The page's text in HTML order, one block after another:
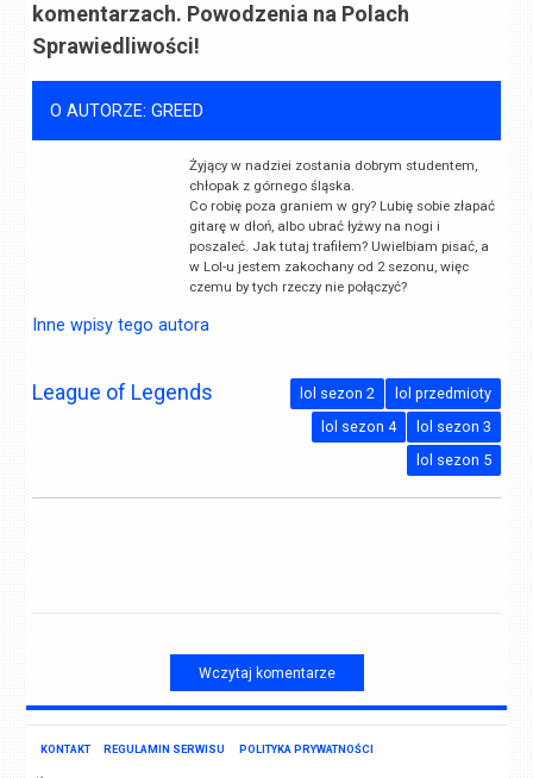
komentarzach. Powodzenia na Polach
Sprawiedliwości!
O AUTORZE: GREED
Żyjący w nadziei zostania dobrym studentem,
chłopak z górnego śląska.
Co robię poza graniem w gry? Lubię sobie złapać
gitarę w dłoń, albo ubrać łyżwy na nogi i
poszaleć. Jak tutaj trafiłem? Uwielbiam pisać, a
w Lol-u jestem zakochany od 2 sezonu, więc
czemu by tych rzeczy nie połączyć?
Inne wpisy tego autora
League of Legends lol przedmioty
lol sezon 2
lol sezon 3
lol sezon 4
lol sezon 5
Wczytaj komentarze
KONTAKT REGULAMIN SERWISU POLITYKA PRYWATNOŚCI